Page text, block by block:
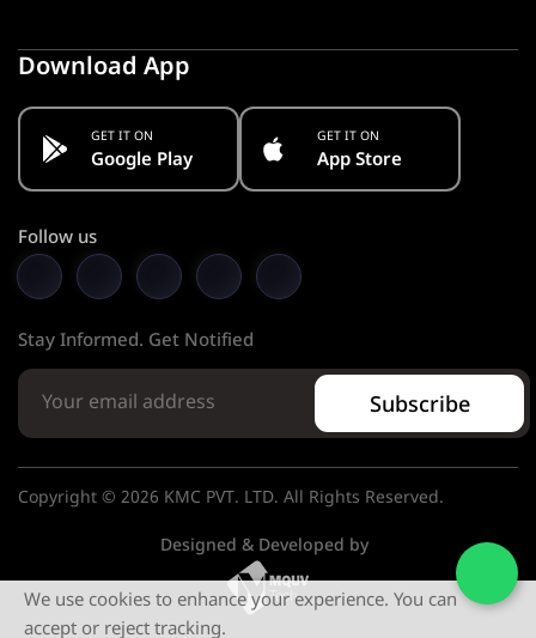
Download App
GET IT ON
Google Play
GET IT ON
App Store
Follow us
Stay Informed. Get Notified
Subscribe
Copyright © 2026 KMC PVT. LTD. All Rights Reserved.
Designed & Developed by
We use cookies to enhance your experience. You can
accept or reject tracking.